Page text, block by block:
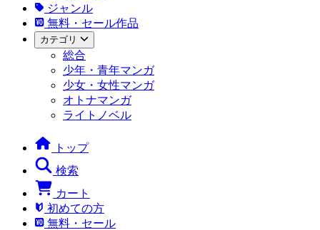
ジャンル
無料・セール作品
カテゴリ
総合
少年・青年マンガ
少女・女性マンガ
オトナマンガ
ライトノベル
トップ
検索
カート
初めての方
無料・セール